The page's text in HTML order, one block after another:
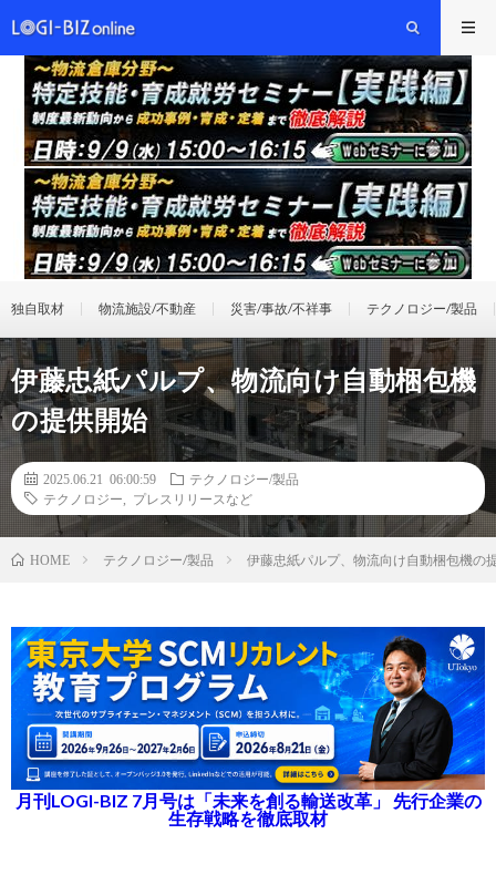
独自取材 物流施設/不動産 災害/事故/不祥事 テクノロジー/製品
伊藤忠紙パルプ、物流向け自動梱包機
の提供開始
2025.06.21 06:00:59
テクノロジー/製品
テクノロジー
プレスリリースなど
HOME テクノロジー/製品 伊藤忠紙パルプ、物流向け自動梱包機の
月刊LOGI-BIZ 7月号は「未来を創る輸送改革」 先行企業の
生存戦略を徹底取材